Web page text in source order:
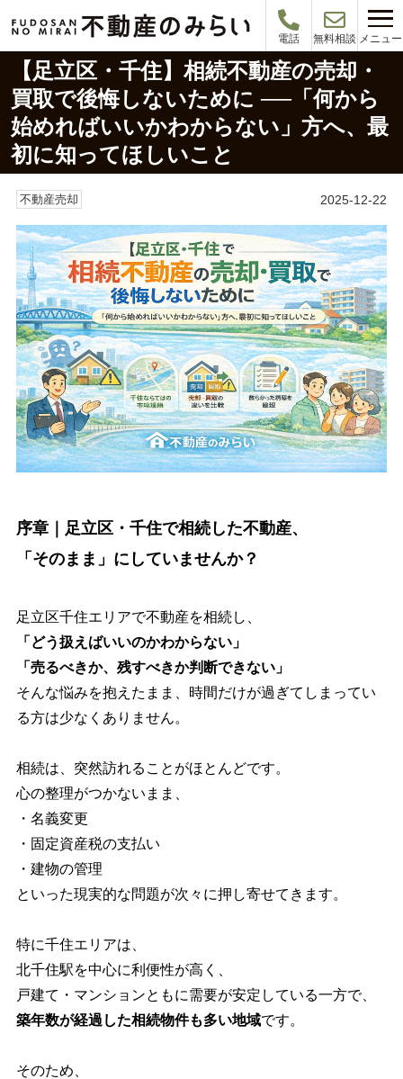
電話 無料相談 メニュー
【足立区・千住】相続不動産の売却・
買取で後悔しないために ──「何から
始めればいいかわからない」方へ、最
初に知ってほしいこと
不動産売却 2025-12-22
序章｜足立区・千住で相続した不動産、
「そのまま」にしていませんか？
足立区千住エリアで不動産を相続し、
「どう扱えばいいのかわからない」
「売るべきか、残すべきか判断できない」
そんな悩みを抱えたまま、時間だけが過ぎてしまってい
る方は少なくありません。
相続は、突然訪れることがほとんどです。
心の整理がつかないまま、
・名義変更
・固定資産税の支払い
・建物の管理
といった現実的な問題が次々に押し寄せてきます。
特に千住エリアは、
北千住駅を中心に利便性が高く、
戸建て・マンションともに需要が安定している一方で、
築年数が経過した相続物件も多い地域です。
そのため、